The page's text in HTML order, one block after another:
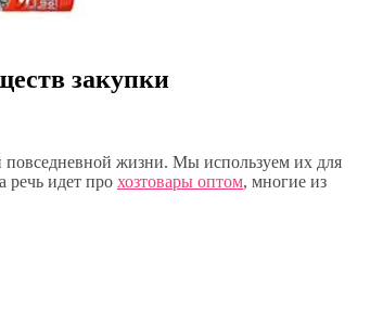
закупки
повседневной жизни. Мы используем их для
речь идет про хозтовары оптом, многие из